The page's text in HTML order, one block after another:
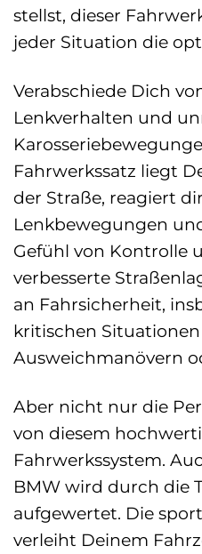
stellst, dieser
jeder Situation die
Verabschiede Dich
Lenkverhalten und
Fahrwerkssatz liegt
der Straße, reagiert
Lenkbewegungen
Gefühl von Kontrolle
verbesserte
an Fahrsicherheit,
kritischen
Ausweichmanövern
Aber nicht nur die
von diesem
Fahrwerkssystem.
BMW wird durch die
aufgewertet. Die
verleiht Deinem